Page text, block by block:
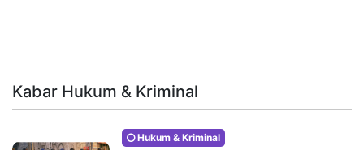
Kabar Hukum & Kriminal
Hukum & Kriminal